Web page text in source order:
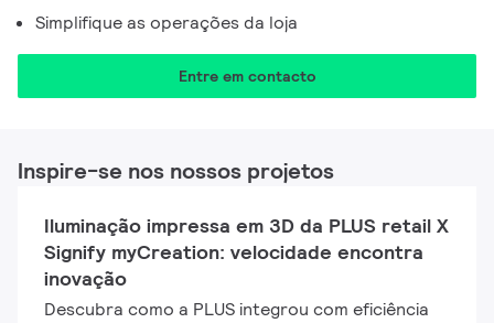
Simplifique as operações da loja
Entre em contacto
Inspire-se nos nossos projetos
Iluminação impressa em 3D da PLUS retail X
Signify myCreation: velocidade encontra
inovação
Descubra como a PLUS integrou com eficiência